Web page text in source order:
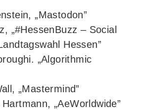
„Mastodon”
„#HessenBuzz – Social
Hessen”
„Algorithmic
„Mastermind”
„AeWorldwide”